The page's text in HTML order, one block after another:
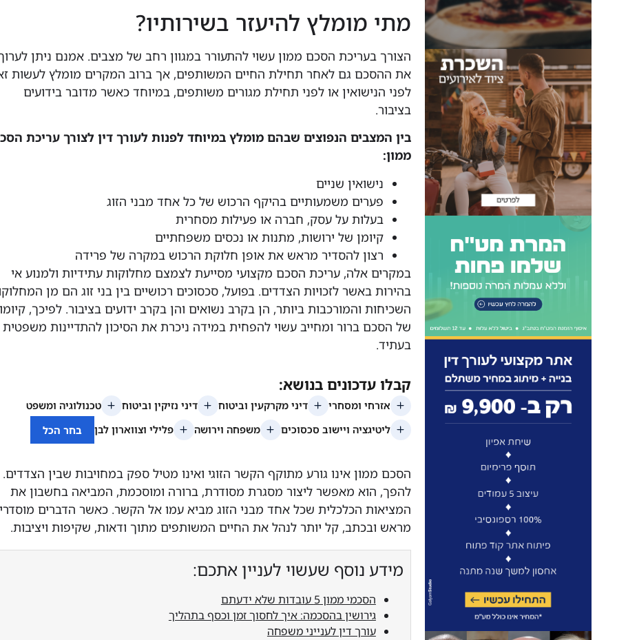
מתי מומלץ להיעזר בשירותיו?
הצורך בעריכת הסכם ממון עשוי להתעורר במגוון רחב של מצבים. אמנם ניתן
את ההסכם גם לאחר תחילת החיים המשותפים, אך ברוב המקרים מומלץ לעשות
לפני הנישואין או לפני תחילת מגורים משותפים, במיוחד כאשר מדובר בידועים
בציבור.
בין המצבים הנפוצים שבהם מומלץ במיוחד לפנות לעורך דין לצורך עריכת
ממון:
נישואין שניים
פערים משמעותיים בהיקף הרכוש של כל אחד מבני הזוג
בעלות על עסק, חברה או פעילות מסחרית
קיומן של ירושות, מתנות או נכסים משפחתיים
רצון להסדיר מראש את אופן חלוקת הרכוש במקרה של פרידה
במקרים אלה, עריכת הסכם מקצועי מסייעת לצמצם מחלוקות עתידיות ולמנוע אי
בהירות באשר לזכויות הצדדים. בפועל, סכסוכים רכושיים בין בני זוג הם מן
השכיחות והמורכבות ביותר, הן בקרב נשואים והן בקרב ידועים בציבור. לפיכך,
של הסכם ברור ומחייב עשוי להפחית במידה ניכרת את הסיכון להתדיינות משפטית
בעתיד.
הסכם ממון אינו גורע מתוקף הקשר הזוגי ואינו מטיל ספק במחויבות שבין הצדדים.
להפך, הוא מאפשר ליצור מסגרת מסודרת, ברורה ומוסכמת, המביאה בחשבון את
המציאות הכלכלית שכל אחד מבני הזוג מביא עמו אל הקשר. כאשר הדברים
מראש ובכתב, קל יותר לנהל את החיים המשותפים מתוך ודאות, שקיפות ויציבות.
מידע נוסף שעשוי לעניין אתכם:
הסכמי ממון 5 עובדות שלא ידעתם
גירושין בהסכמה: איך לחסוך זמן וכסף בתהליך
עורך דין לענייני משפחה